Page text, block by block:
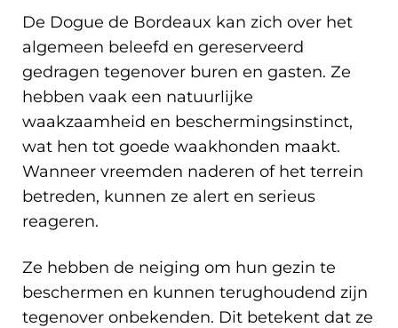
De Dogue de Bordeaux kan zich over het
algemeen beleefd en gereserveerd
gedragen tegenover buren en gasten. Ze
hebben vaak een natuurlijke
waakzaamheid en beschermingsinstinct,
wat hen tot goede waakhonden maakt.
Wanneer vreemden naderen of het terrein
betreden, kunnen ze alert en serieus
reageren.
Ze hebben de neiging om hun gezin te
beschermen en kunnen terughoudend zijn
tegenover onbekenden. Dit betekent dat ze